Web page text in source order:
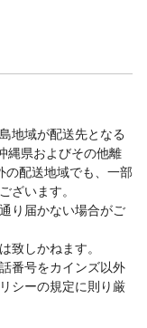
地域が配送先となる
縄県およびその他離
の配送地域でも、一部
ざいます。
り届かない場合がご
致しかねます。
番号をカインズ以外
シーの規定に則り厳